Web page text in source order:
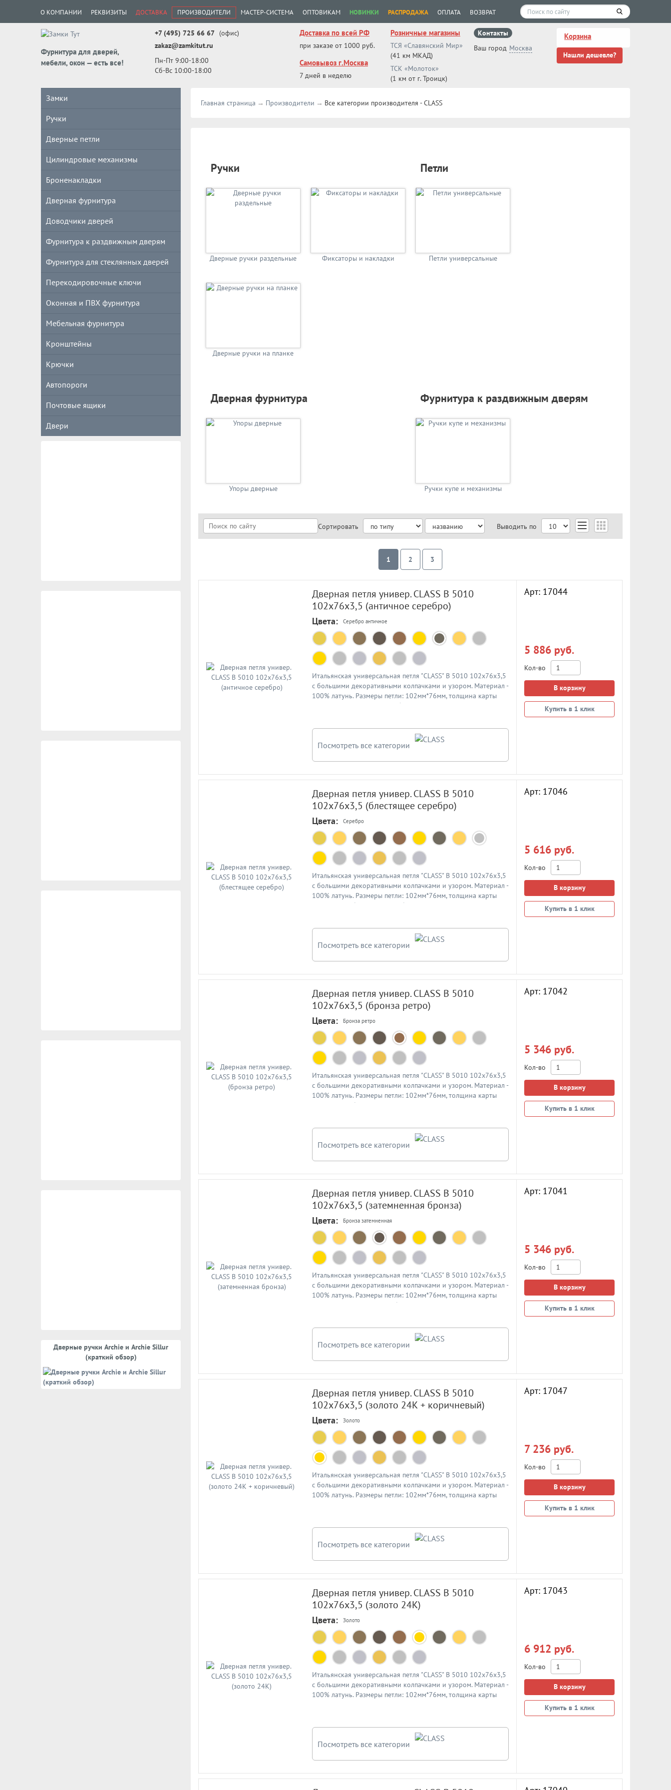
О КОМПАНИИ РЕКВИЗИТЫ ДОСТАВКА ПРОИЗВОДИТЕЛИ МАСТЕР-СИСТЕМА ОПТОВИКАМ НОВИНКИ РАСПРОДАЖА ОПЛАТА ВОЗВРАТ
Фурнитура для дверей,
мебели, окон — есть все!
+7 (495) 725 66 67 (офис)
zakaz@zamkitut.ru
Пн-Пт 9:00-18:00
Сб-Вс 10:00-18:00
Доставка по всей РФ
при заказе от 1000 руб.
Самовывоз г.Москва
7 дней в неделю
Розничные магазины
ТСЯ «Славянский Мир»
(41 км МКАД)
ТСК «Молоток»
(1 км от г. Троицк)
Контакты
Ваш город Москва
Корзина
Нашли дешевле?
Замки
Ручки
Дверные петли
Цилиндровые механизмы
Броненакладки
Дверная фурнитура
Доводчики дверей
Фурнитура к раздвижным дверям
Фурнитура для стеклянных дверей
Перекодировочные ключи
Оконная и ПВХ фурнитура
Мебельная фурнитура
Кронштейны
Крючки
Автопороги
Почтовые ящики
Двери
Дверные ручки Archie и Archie Sillur
(краткий обзор)
Главная страница Производители Все категории производителя - CLASS
Ручки
Дверные ручки раздельные Фиксаторы и накладки
Дверные ручки на планке
Петли
Петли универсальные
Дверная фурнитура
Упоры дверные
Фурнитура к раздвижным дверям
Ручки купе и механизмы
Сортировать Выводить по
1 2 3
Дверная петля универ. CLASS B 5010
102x76x3,5 (античное серебро)
Цвета: Серебро античное
Итальянская универсальная петля "CLASS" B 5010 102x76x3,5
с большими декоративными колпачками и узором. Материал -
100% латунь. Размеры петли: 102мм*76мм, толщина карты
3,5мм. Цвет: античное серебро
Посмотреть все категории
Арт: 17044
5 886 руб.
Кол-во
В корзину
Купить в 1 клик
Дверная петля универ. CLASS B 5010
102x76x3,5 (блестящее серебро)
Цвета: Серебро
Итальянская универсальная петля "CLASS" B 5010 102x76x3,5
с большими декоративными колпачками и узором. Материал -
100% латунь. Размеры петли: 102мм*76мм, толщина карты
3,5мм. Цвет: блестящее серебро
Посмотреть все категории
Арт: 17046
5 616 руб.
Кол-во
В корзину
Купить в 1 клик
Дверная петля универ. CLASS B 5010
102x76x3,5 (бронза ретро)
Цвета: Бронза ретро
Итальянская универсальная петля "CLASS" B 5010 102x76x3,5
с большими декоративными колпачками и узором. Материал -
100% латунь. Размеры петли: 102мм*76мм, толщина карты
3,5мм. Цвет: бронза ретро
Посмотреть все категории
Арт: 17042
5 346 руб.
Кол-во
В корзину
Купить в 1 клик
Дверная петля универ. CLASS B 5010
102x76x3,5 (затемненная бронза)
Цвета: Бронза затемненная
Итальянская универсальная петля "CLASS" B 5010 102x76x3,5
с большими декоративными колпачками и узором. Материал -
100% латунь. Размеры петли: 102мм*76мм, толщина карты
3,5мм. Цвет: затемненная бронза
Посмотреть все категории
Арт: 17041
5 346 руб.
Кол-во
В корзину
Купить в 1 клик
Дверная петля универ. CLASS B 5010
102x76x3,5 (золото 24К + коричневый)
Цвета: Золото
Итальянская универсальная петля "CLASS" B 5010 102x76x3,5
с большими декоративными колпачками и узором. Материал -
100% латунь. Размеры петли: 102мм*76мм, толщина карты
Посмотреть все категории
Арт: 17047
7 236 руб.
Кол-во
В корзину
Купить в 1 клик
Дверная петля универ. CLASS B 5010
102x76x3,5 (золото 24К)
Цвета: Золото
Итальянская универсальная петля "CLASS" B 5010 102x76x3,5
с большими декоративными колпачками и узором. Материал -
100% латунь. Размеры петли: 102мм*76мм, толщина карты
Посмотреть все категории
Арт: 17043
6 912 руб.
Кол-во
В корзину
Купить в 1 клик